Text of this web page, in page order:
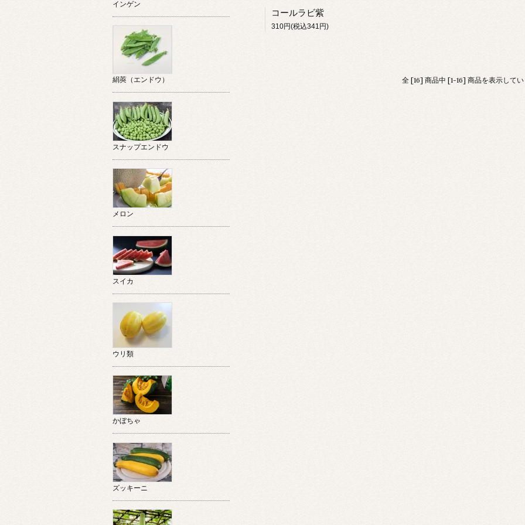
コールラビ紫
310円(税込341円)
全 [16] 商品中 [1-16] 商品を表示して
インゲン
絹莢（エンドウ）
スナップエンドウ
メロン
スイカ
ウリ類
かぼちゃ
ズッキーニ